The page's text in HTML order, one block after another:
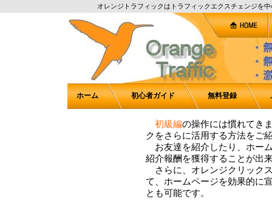
オレンジトラフィックはトラフィックエクスチェンジを
ホーム 初心者ガイド 無料登録
初級編の操作には慣れてき
クをさらに活用する方法をご
お友達を紹介したり、ホー
紹介報酬を獲得することが出
さらに、オレンジクリック
て、ホームページを効果的に
とも可能です。